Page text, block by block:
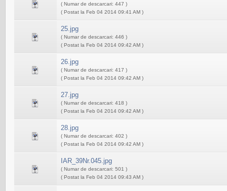
( Numar de descarcari: 447 )
( Postat la Feb 04 2014 09:41 AM )
25.jpg
( Numar de descarcari: 446 )
( Postat la Feb 04 2014 09:42 AM )
26.jpg
( Numar de descarcari: 417 )
( Postat la Feb 04 2014 09:42 AM )
27.jpg
( Numar de descarcari: 418 )
( Postat la Feb 04 2014 09:42 AM )
28.jpg
( Numar de descarcari: 402 )
( Postat la Feb 04 2014 09:42 AM )
IAR_39Nr.045.jpg
( Numar de descarcari: 501 )
( Postat la Feb 04 2014 09:43 AM )